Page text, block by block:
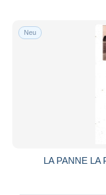
Neu
LA PANNE LA